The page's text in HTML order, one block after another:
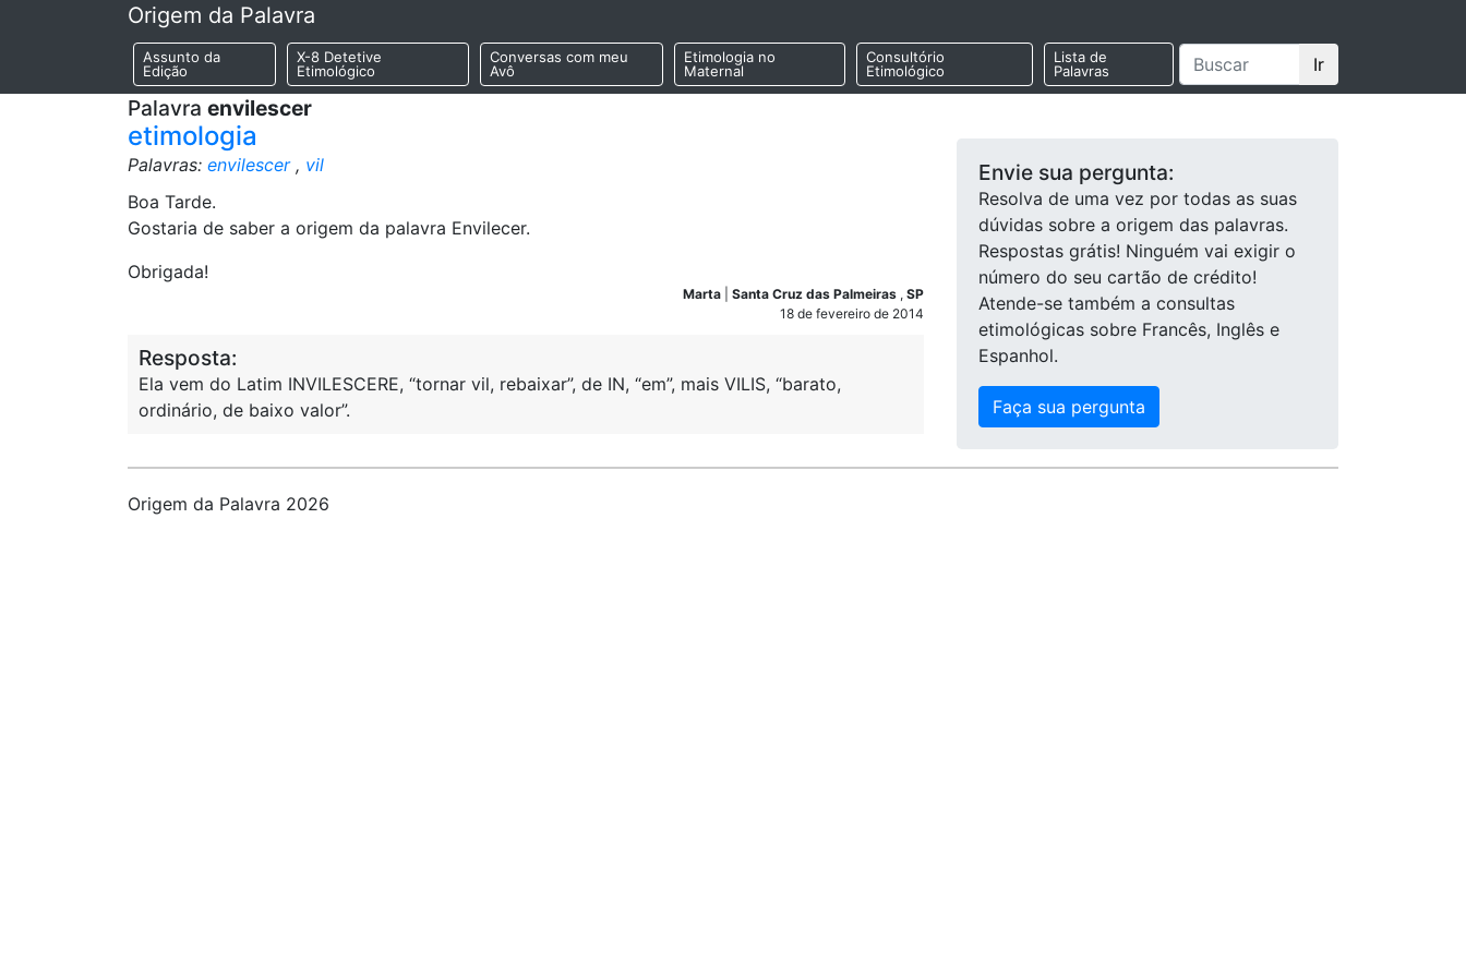
Origem da Palavra
Assunto da
Edição
X-8 Detetive
Etimológico
Conversas com meu
Avô
Etimologia no
Maternal
Consultório
Etimológico
Lista de
Palavras
Ir
Palavra envilescer
etimologia
Palavras: envilescer, vil
Boa Tarde.
Gostaria de saber a origem da palavra Envilecer.
Obrigada!
Marta Santa Cruz das Palmeiras , SP
18 de fevereiro de 2014
Resposta:
Ela vem do Latim INVILESCERE, “tornar vil, rebaixar”, de IN, “em”, mais VILIS, “barato,
ordinário, de baixo valor”.
Envie sua pergunta:
Resolva de uma vez por todas as suas
dúvidas sobre a origem das palavras.
Respostas grátis! Ninguém vai exigir o
número do seu cartão de crédito!
Atende-se também a consultas
etimológicas sobre Francês, Inglês e
Espanhol.
Faça sua pergunta
Origem da Palavra 2026